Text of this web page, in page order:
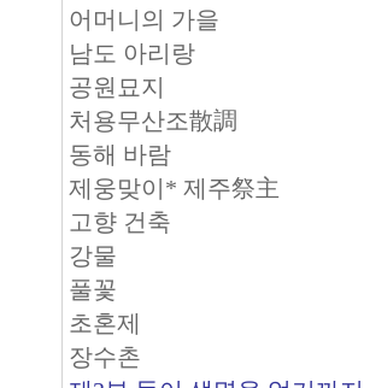
어머니의 가을
남도 아리랑
공원묘지
처용무산조散調
동해 바람
제웅맞이* 제주祭主
고향 건축
강물
풀꽃
초혼제
장수촌